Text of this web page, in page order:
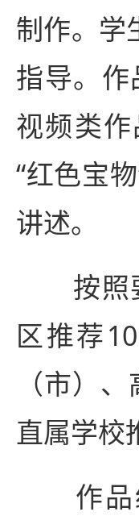
制作。学
指导。
视频类
“红色宝
讲述。
按照要
区推荐
（市）
直属学校
作品